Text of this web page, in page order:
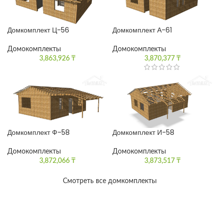
Домкомплект Ц-56
Домокомплекты
3,863,926 ₸
Домкомплект А-61
Домокомплекты
3,870,377 ₸
Домкомплект Ф-58
Домокомплекты
3,872,066 ₸
Домкомплект И-58
Домокомплекты
3,873,517 ₸
Смотреть все домкомплекты